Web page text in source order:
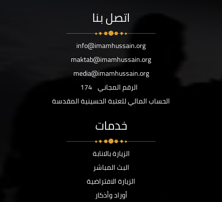
اتصل بنا
info@imamhussain.org
maktab@imamhussain.org
media@imamhussain.org
الرقم المجاني 174
الحساب المالي للعتبة الحسينية المقدسة
خدمات
الزيارة بالانابة
البث المباشر
الزيارة الافتراضية
أوراد وأذكار